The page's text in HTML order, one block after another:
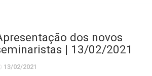
dos novos
| 13/02/2021
13/02/2021